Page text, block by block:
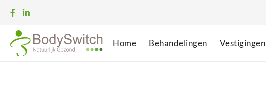
Home Behandelingen Vestigingen